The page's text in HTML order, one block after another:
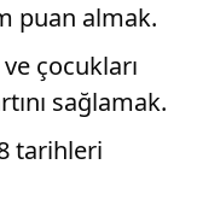
puan almak.
çocukları
sağlamak.
tarihleri